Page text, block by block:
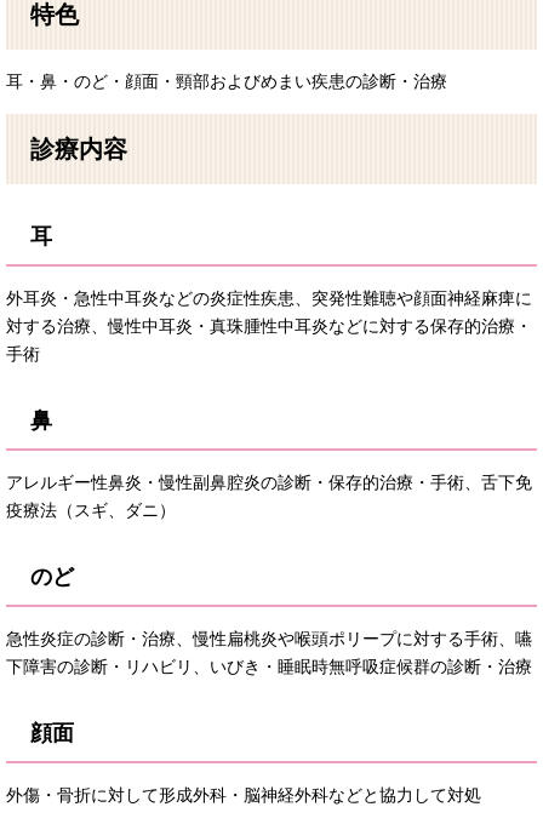
特色
耳・鼻・のど・顔面・頸部およびめまい疾患の診断・治療
診療内容
耳
外耳炎・急性中耳炎などの炎症性疾患、突発性難聴や顔面神経麻痺に
対する治療、慢性中耳炎・真珠腫性中耳炎などに対する保存的治療・
手術
鼻
アレルギー性鼻炎・慢性副鼻腔炎の診断・保存的治療・手術、舌下免
疫療法（スギ、ダニ）
のど
急性炎症の診断・治療、慢性扁桃炎や喉頭ポリープに対する手術、嚥
下障害の診断・リハビリ、いびき・睡眠時無呼吸症候群の診断・治療
顔面
外傷・骨折に対して形成外科・脳神経外科などと協力して対処